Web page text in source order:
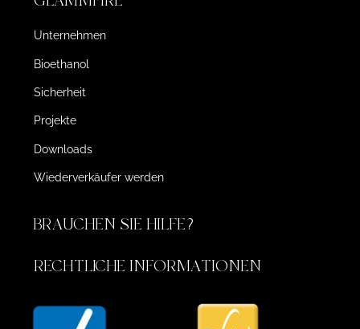
Unternehmen
Bioethanol
Sicherheit
Projekte
Downloads
Wiederverkäufer werden
BRAUCHEN SIE HILFE?
RECHTLICHE INFORMATIONEN